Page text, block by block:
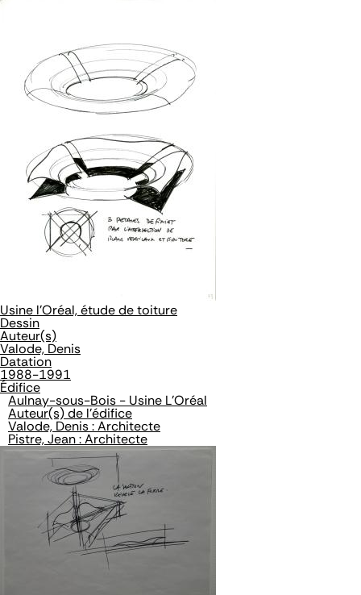
Usine l'Oréal, étude de toiture
Dessin
Auteur(s)
Valode, Denis
Datation
1988-1991
Édifice
Aulnay-sous-Bois - Usine L'Oréal
Auteur(s) de l'édifice
Valode, Denis : Architecte
Pistre, Jean : Architecte